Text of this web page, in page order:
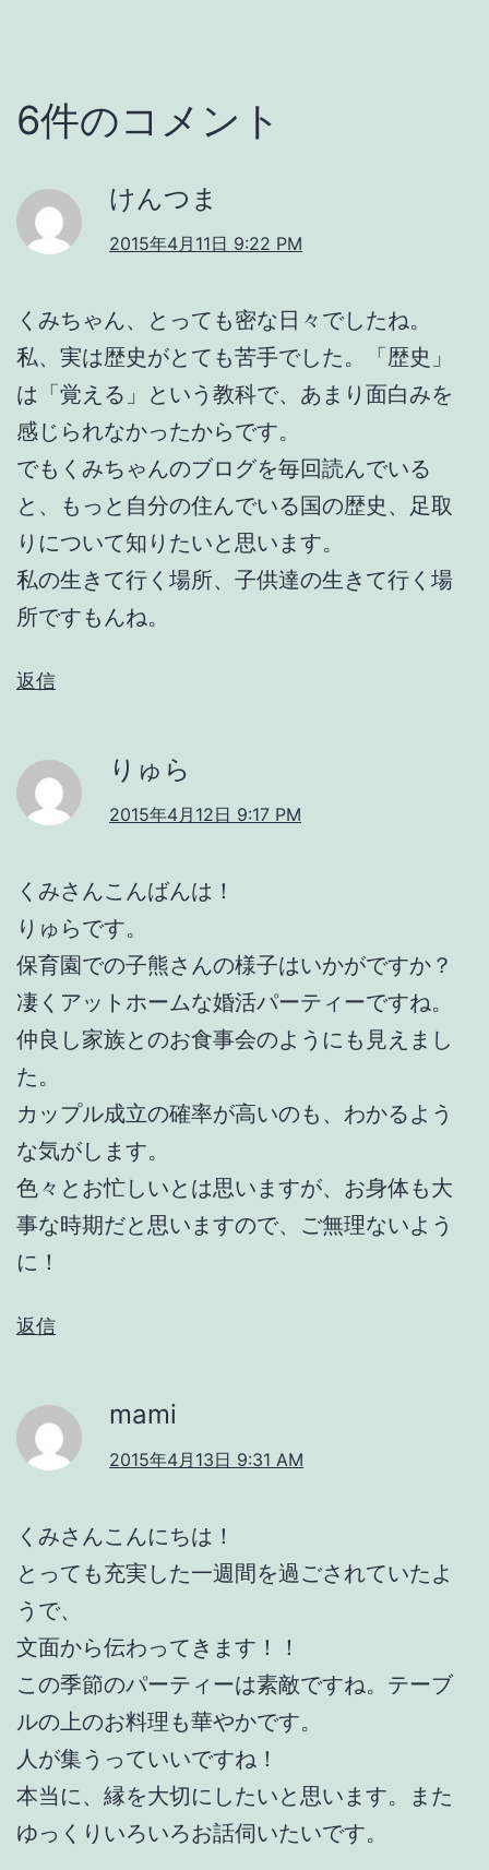
6件のコメント
けんつま
2015年4月11日 9:22 PM
くみちゃん、とっても密な日々でしたね。
私、実は歴史がとても苦手でした。「歴史」
は「覚える」という教科で、あまり面白みを
感じられなかったからです。
でもくみちゃんのブログを毎回読んでいる
と、もっと自分の住んでいる国の歴史、足取
りについて知りたいと思います。
私の生きて行く場所、子供達の生きて行く場
所ですもんね。
返信
りゅら
2015年4月12日 9:17 PM
くみさんこんばんは！
りゅらです。
保育園での子熊さんの様子はいかがですか？
凄くアットホームな婚活パーティーですね。
仲良し家族とのお食事会のようにも見えまし
た。
カップル成立の確率が高いのも、わかるよう
な気がします。
色々とお忙しいとは思いますが、お身体も大
事な時期だと思いますので、ご無理ないよう
に！
返信
mami
2015年4月13日 9:31 AM
くみさんこんにちは！
とっても充実した一週間を過ごされていたよ
うで、
文面から伝わってきます！！
この季節のパーティーは素敵ですね。テーブ
ルの上のお料理も華やかです。
人が集うっていいですね！
本当に、縁を大切にしたいと思います。また
ゆっくりいろいろお話伺いたいです。